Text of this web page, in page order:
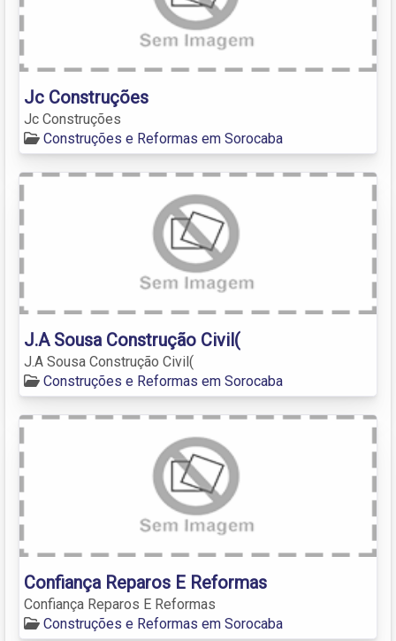
Jc Construções
Jc Construções
Construções e Reformas em Sorocaba
J.A Sousa Construção Civil(
J.A Sousa Construção Civil(
Construções e Reformas em Sorocaba
Confiança Reparos E Reformas
Confiança Reparos E Reformas
Construções e Reformas em Sorocaba